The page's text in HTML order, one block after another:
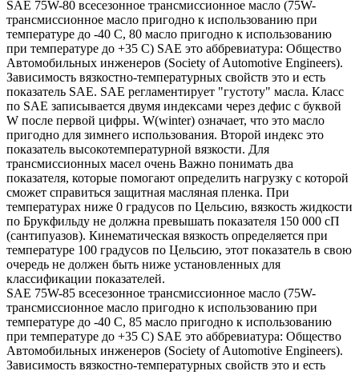
SAE 75W-80 всесезонное трансмиссионное масло (75W-
трансмиссионное масло пригодно к использованию при
температуре до -40 С, 80 масло пригодно к использованию
при температуре до +35 С) SAE это аббревиатура: Общество
Автомобильных инженеров (Society of Automotive Engineers).
Зависимость вязкостно-температурных свойств это и есть
показатель SAE. SAE регламентирует "густоту" масла. Класс
по SAE записывается двумя индексами через дефис с буквой
W после первой цифры. W(winter) означает, что это масло
пригодно для зимнего использования. Второй индекс это
показатель высокотемпературной вязкости. Для
трансмиссионных масел очень Важно понимать два
показателя, которые помогают определить нагрузку с которой
сможет справиться защитная масляная пленка. При
температурах ниже 0 градусов по Цельсию, вязкость жидкости
по Брукфильду не должна превышать показателя 150 000 сП
(сантипуазов). Кинематическая вязкость определяется при
температуре 100 градусов по Цельсию, этот показатель в свою
очередь не должен быть ниже установленных для
классификации показателей.
SAE 75W-85 всесезонное трансмиссионное масло (75W-
трансмиссионное масло пригодно к использованию при
температуре до -40 С, 85 масло пригодно к использованию
при температуре до +35 С) SAE это аббревиатура: Общество
Автомобильных инженеров (Society of Automotive Engineers).
Зависимость вязкостно-температурных свойств это и есть